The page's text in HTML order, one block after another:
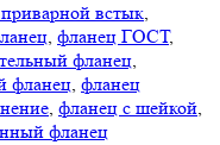
встык,
, фланец ГОСТ,
фланец,
фланец, фланец
, фланец с шейкой,
фланец